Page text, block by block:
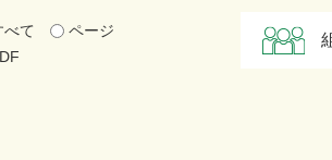
べて
ページ